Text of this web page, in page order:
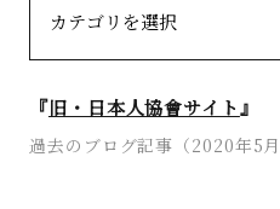
『旧・日本人協會サイト』
過去のブログ記事（2020年5